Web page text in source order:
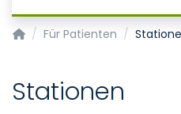
Klinik für Kinder- und
Für Patienten
Stationen